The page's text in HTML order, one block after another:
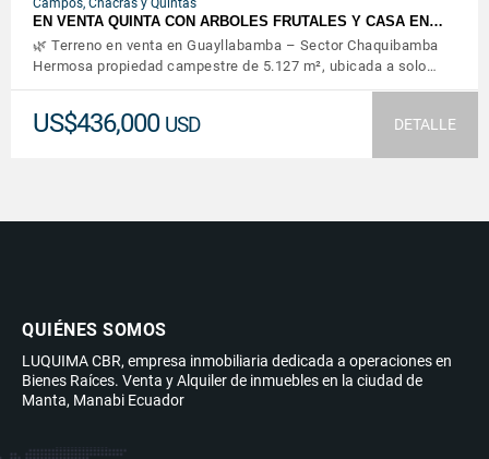
Campos, Chacras y Quintas
EN VENTA QUINTA CON ARBOLES FRUTALES Y CASA EN…
🌿 Terreno en venta en Guayllabamba – Sector Chaquibamba
Hermosa propiedad campestre de 5.127 m², ubicada a solo…
US$436,000 USD DETALLE
QUIÉNES SOMOS
LUQUIMA CBR, empresa inmobiliaria dedicada a operaciones en
Bienes Raíces. Venta y Alquiler de inmuebles en la ciudad de
Manta, Manabi Ecuador